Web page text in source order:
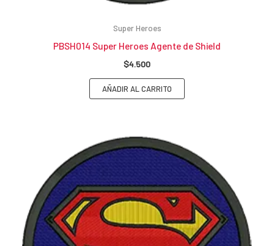
Super Heroes
PBSH014 Super Heroes Agente de Shield
$4.500
AÑADIR AL CARRITO